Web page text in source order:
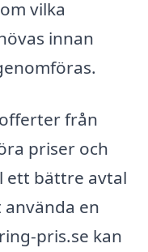
vilka
innan
från
priser och
ett bättre avtal
en
pris.se kan